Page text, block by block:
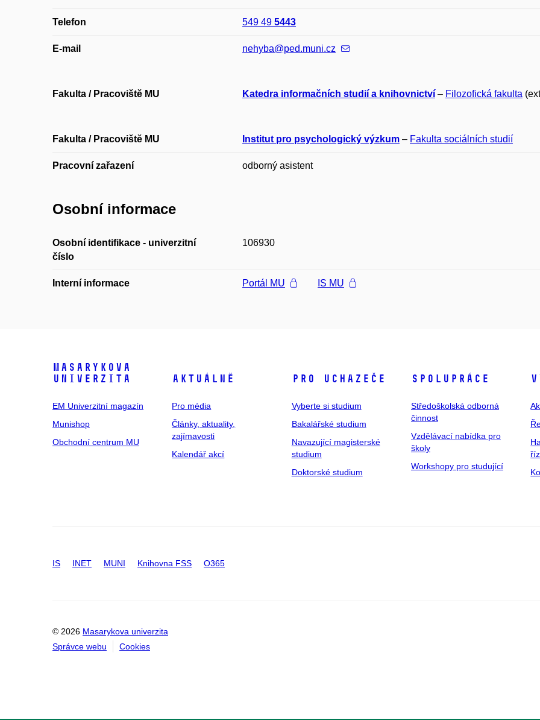
Telefon 549 49 5443
E-mail nehyba@ped.muni.cz
Fakulta / Pracoviště MU Katedra informačních studií a knihovnictví – Filozofická fakulta
Fakulta / Pracoviště MU Institut pro psychologický výzkum – Fakulta sociálních studií
Pracovní zařazení odborný asistent
Osobní informace
Osobní identifikace - univerzitní
číslo
106930
Interní informace Portál MU IS MU
Masarykova
univerzita
EM Univerzitní magazín
Munishop
Obchodní centrum MU
Aktuálně
Pro média
Články, aktuality,
zajímavosti
Kalendář akcí
Pro uchazeče
Vyberte si studium
Bakalářské studium
Navazující magisterské
studium
Doktorské studium
Spolupráce
Středoškolská odborná
činnost
Vzdělávací nabídka pro
školy
Workshopy pro studující
IS INET MUNI Knihovna FSS O365
© 2026 Masarykova univerzita
Správce webu
Cookies